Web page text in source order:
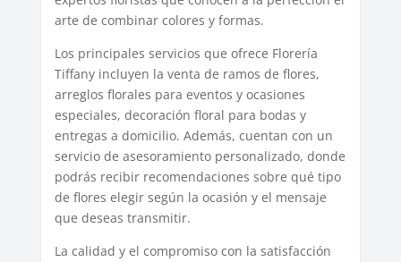
arte de combinar colores y formas.
Los principales servicios que ofrece Florería
Tiffany incluyen la venta de ramos de flores,
arreglos florales para eventos y ocasiones
especiales, decoración floral para bodas y
entregas a domicilio. Además, cuentan con un
servicio de asesoramiento personalizado, donde
podrás recibir recomendaciones sobre qué tipo
de flores elegir según la ocasión y el mensaje
que deseas transmitir.
La calidad y el compromiso con la satisfacción